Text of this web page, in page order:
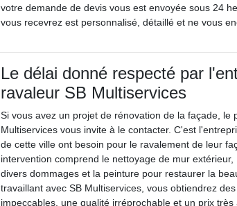
votre demande de devis vous est envoyée sous 24
vous recevrez est personnalisé, détaillé et ne vous
Le délai donné respecté par
ravaleur SB Multiservices
Si vous avez un projet de rénovation de la façade, le
Multiservices vous invite à le contacter. C'est
de cette ville ont besoin pour le ravalement de leur
intervention comprend le nettoyage de mur
divers dommages et la peinture pour restaurer la
travaillant avec SB Multiservices, vous obtiendrez
impeccables, une qualité irréprochable et un prix